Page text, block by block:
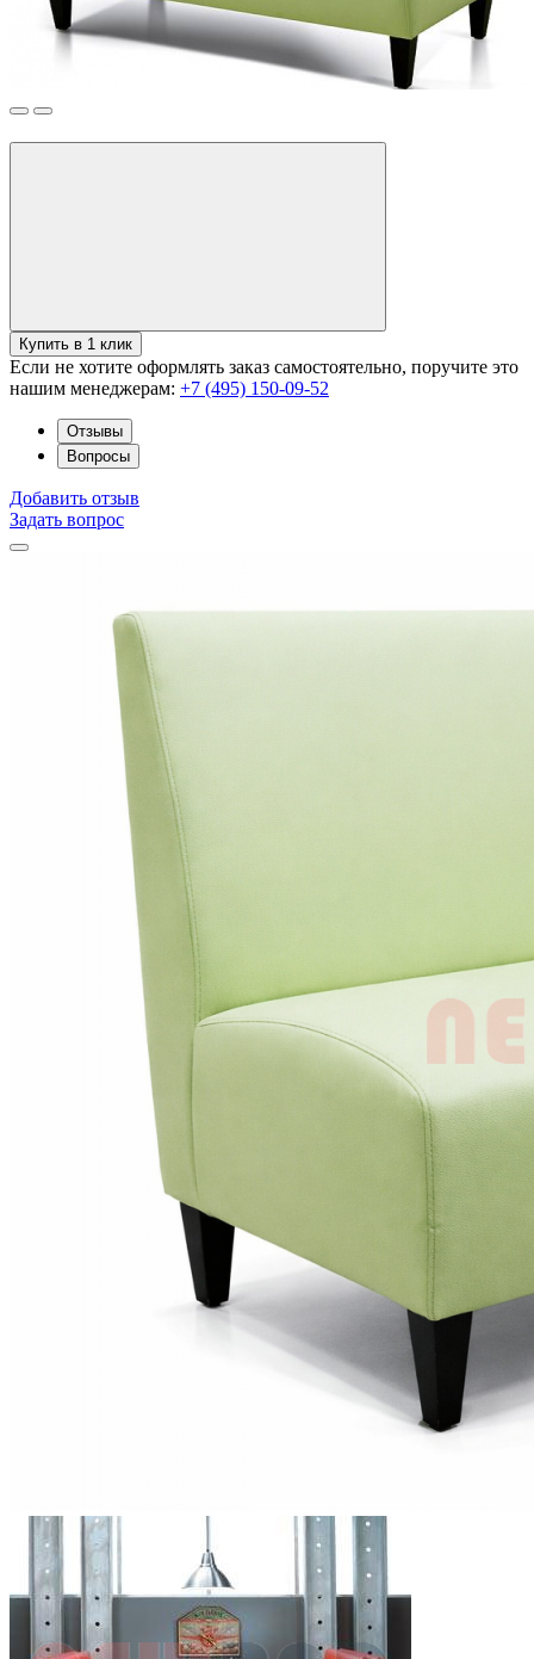
Купить в 1 клик
Если не хотите оформлять заказ самостоятельно, поручите это
нашим менеджерам: +7 (495) 150-09-52
Отзывы
Вопросы
Добавить отзыв
Задать вопрос